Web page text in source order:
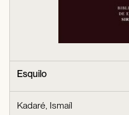
Esquilo
Kadaré, Ismaíl